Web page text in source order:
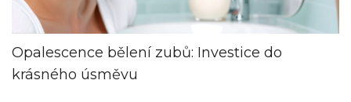
Opalescence bělení zubů: Investice do
krásného úsměvu